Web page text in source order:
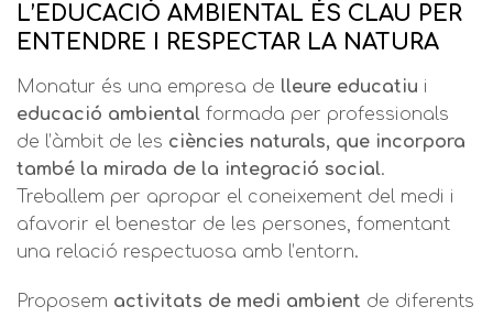
L’EDUCACIÓ AMBIENTAL ÉS CLAU PER
ENTENDRE I RESPECTAR LA NATURA
Monatur és una empresa de lleure educatiu i
educació ambiental formada per professionals
de l’àmbit de les ciències naturals, que incorpora
també la mirada de la integració social.
Treballem per apropar el coneixement del medi i
afavorir el benestar de les persones, fomentant
una relació respectuosa amb l’entorn.
Proposem activitats de medi ambient de diferents